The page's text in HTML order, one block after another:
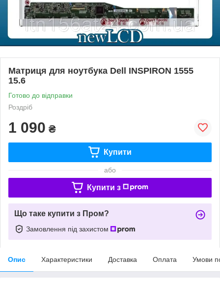
Матриця для ноутбука Dell INSPIRON 1555
15.6
Готово до відправки
Роздріб
1 090 ₴
Купити
або
Купити з
Що таке купити з Пром?
Замовлення під захистом
Опис Характеристики Доставка Оплата Умови